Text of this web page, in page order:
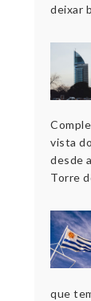
deixar
vista
desde
Torre
que